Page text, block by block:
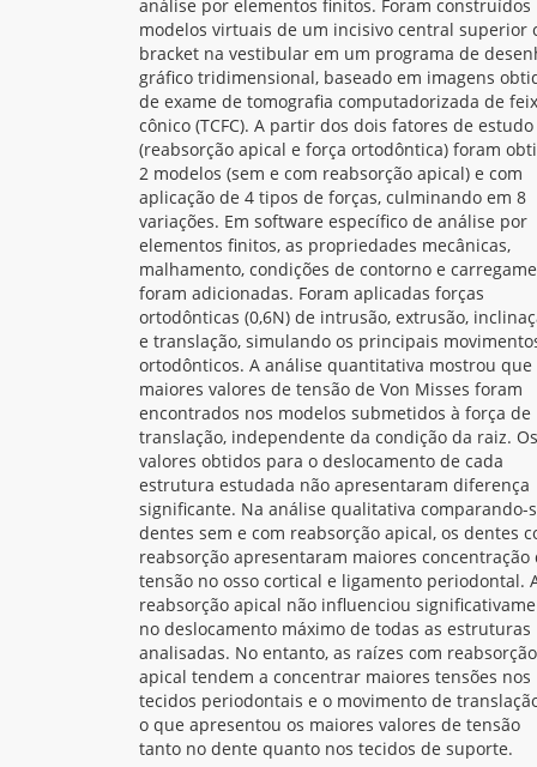
análise por elementos finitos. Foram construídos
modelos virtuais de um incisivo central superior
bracket na vestibular em um programa de
gráfico tridimensional, baseado em imagens
de exame de tomografia computadorizada de
cônico (TCFC). A partir dos dois fatores de estudo
(reabsorção apical e força ortodôntica) foram
2 modelos (sem e com reabsorção apical) e com
aplicação de 4 tipos de forças, culminando em 8
variações. Em software específico de análise por
elementos finitos, as propriedades mecânicas,
malhamento, condições de contorno e
foram adicionadas. Foram aplicadas forças
ortodônticas (0,6N) de intrusão, extrusão,
e translação, simulando os principais
ortodônticos. A análise quantitativa mostrou que
maiores valores de tensão de Von Misses foram
encontrados nos modelos submetidos à força de
translação, independente da condição da raiz. Os
valores obtidos para o deslocamento de cada
estrutura estudada não apresentaram diferença
significante. Na análise qualitativa comparando-
dentes sem e com reabsorção apical, os dentes
reabsorção apresentaram maiores concentração
tensão no osso cortical e ligamento periodontal.
reabsorção apical não influenciou
no deslocamento máximo de todas as estruturas
analisadas. No entanto, as raízes com reabsorção
apical tendem a concentrar maiores tensões nos
tecidos periodontais e o movimento de
o que apresentou os maiores valores de tensão
tanto no dente quanto nos tecidos de suporte.